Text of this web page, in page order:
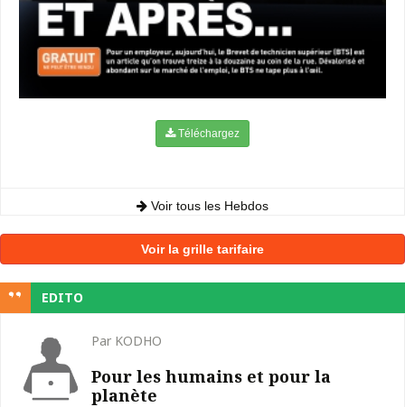
Téléchargez
Voir tous les Hebdos
Voir la grille tarifaire
EDITO
Par KODHO
Pour les humains et pour la
planète